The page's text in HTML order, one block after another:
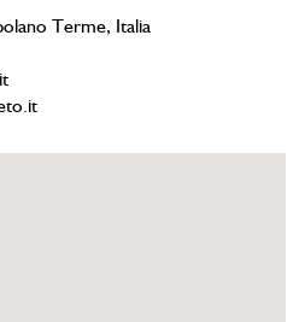
Terme, Italia